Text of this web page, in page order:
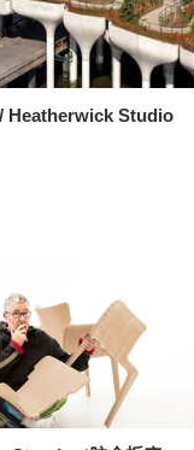
Heatherwick Studio